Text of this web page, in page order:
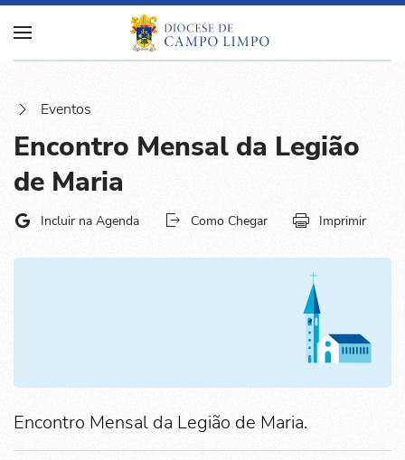
Eventos
Encontro Mensal da Legião
de Maria
Incluir na Agenda Como Chegar Imprimir
Encontro Mensal da Legião de Maria.